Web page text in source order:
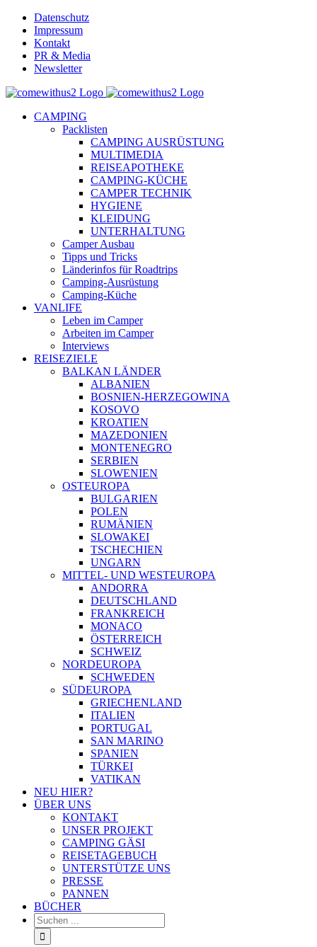
Skip
content
Datenschutz
Impressum
Kontakt
PR & Media
Newsletter
YouTube
Facebook
Twitter
Instagram
Pinterest
Email
CAMPING
Packlisten
CAMPING AUSRÜSTUNG
MULTIMEDIA
REISEAPOTHEKE
CAMPING-KÜCHE
CAMPER TECHNIK
HYGIENE
KLEIDUNG
UNTERHALTUNG
Camper Ausbau
Tipps und Tricks
Länderinfos für Roadtrips
Camping-Ausrüstung
Camping-Küche
VANLIFE
Leben im Camper
Arbeiten im Camper
Interviews
REISEZIELE
BALKAN LÄNDER
ALBANIEN
BOSNIEN-HERZEGOWINA
KOSOVO
KROATIEN
MAZEDONIEN
MONTENEGRO
SERBIEN
SLOWENIEN
OSTEUROPA
BULGARIEN
POLEN
RUMÄNIEN
SLOWAKEI
TSCHECHIEN
UNGARN
MITTEL- UND WESTEUROPA
ANDORRA
DEUTSCHLAND
FRANKREICH
MONACO
ÖSTERREICH
SCHWEIZ
NORDEUROPA
SCHWEDEN
SÜDEUROPA
GRIECHENLAND
ITALIEN
PORTUGAL
SAN MARINO
SPANIEN
TÜRKEI
VATIKAN
NEU HIER?
ÜBER UNS
KONTAKT
UNSER PROJEKT
CAMPING GÄSI
REISETAGEBUCH
UNTERSTÜTZE UNS
PRESSE
PANNEN
BÜCHER
Suche
nach: